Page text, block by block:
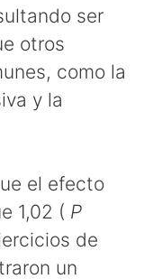
ser
otros
como la
y la
el efecto
1,02 ( P
de
un